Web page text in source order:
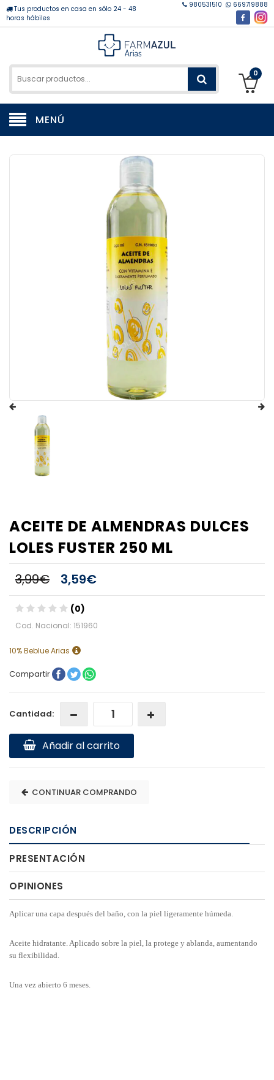
Tus productos en casa en sólo 24 - 48
horas hábiles
980531510 669719888
0
MENÚ
ACEITE DE ALMENDRAS DULCES
LOLES FUSTER 250 ML
3,99€ 3,59€
(0)
Cod. Nacional: 151960
10% Beblue Arias
Compartir
Cantidad:
Añadir al carrito
CONTINUAR COMPRANDO
DESCRIPCIÓN
PRESENTACIÓN
OPINIONES
Aplicar una capa después del baño, con la piel ligeramente húmeda.
Aceite hidratante. Aplicado sobre la piel, la protege y ablanda, aumentando
su flexibilidad.
Una vez abierto 6 meses.